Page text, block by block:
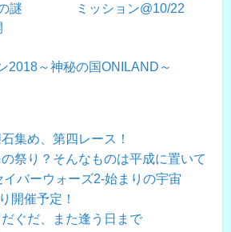
ミッション@10/22
謎
2018～神秘の国ONILAND～
集め、第四レース！
の祭り？そんなものは平成に置いて
イバーウォーズ2-始まりの宇宙
開催予定！
だぐだ、また逢う日まで